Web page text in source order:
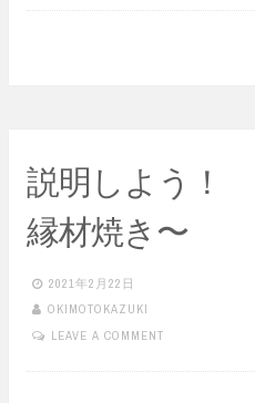
説明しよう！
縁材焼き〜
2021年2月22日
OKIMOTOKAZUKI
LEAVE A COMMENT